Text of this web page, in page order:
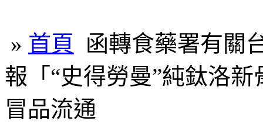
» 首頁
函轉食藥署有關
報「“史得勞曼”純鈦洛
冒品流通